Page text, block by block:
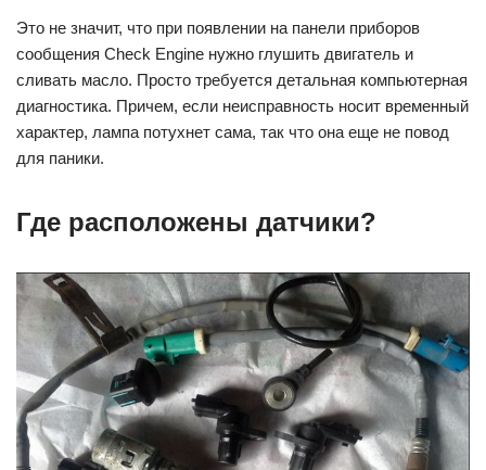
Это не значит, что при появлении на панели приборов
сообщения Check Engine нужно глушить двигатель и
сливать масло. Просто требуется детальная компьютерная
диагностика. Причем, если неисправность носит временный
характер, лампа потухнет сама, так что она еще не повод
для паники.
Где расположены датчики?